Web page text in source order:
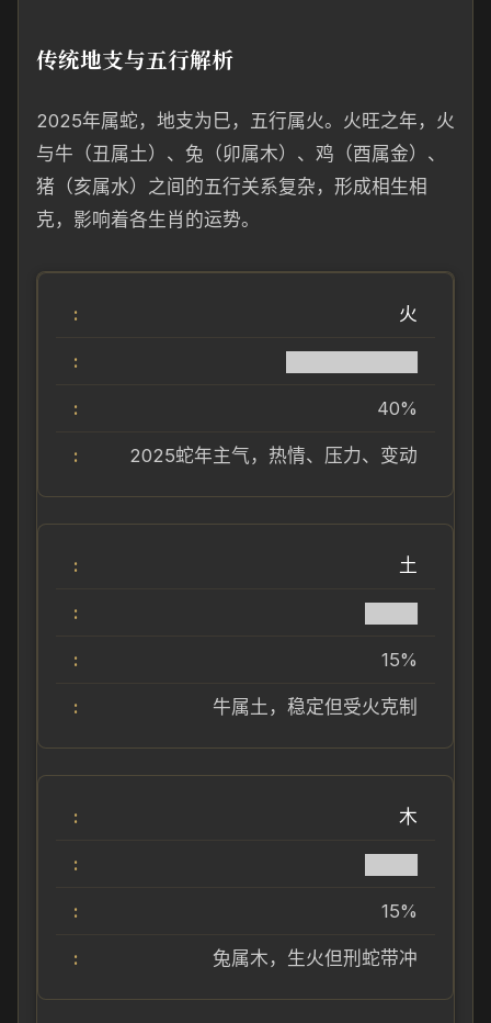
传统地支与五行解析
2025年属蛇，地支为巳，五行属火。火旺之年，火
与牛（丑属土）、兔（卯属木）、鸡（酉属金）、
猪（亥属水）之间的五行关系复杂，形成相生相
克，影响着各生肖的运势。
火
40%
2025蛇年主气，热情、压力、变动
土
15%
牛属土，稳定但受火克制
木
15%
兔属木，生火但刑蛇带冲